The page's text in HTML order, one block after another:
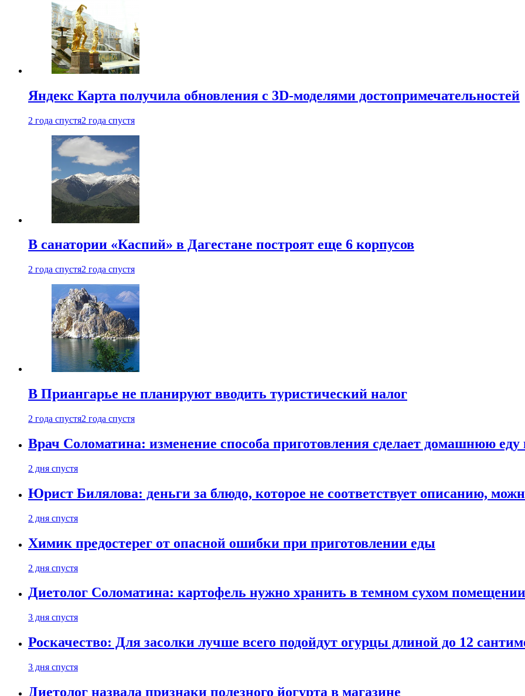
Яндекс Карта получила обновления с 3D-моделями достопримечательностей
2 года спустя2 года спустя
В санатории «Каспий» в Дагестане построят еще 6 корпусов
2 года спустя2 года спустя
В Приангарье не планируют вводить туристический налог
2 года спустя2 года спустя
Врач Соломатина: изменение способа приготовления сделает домашнюю еду
2 дня спустя
Юрист Билялова: деньги за блюдо, которое не соответствует описанию,
2 дня спустя
Химик предостерег от опасной ошибки при приготовлении еды
2 дня спустя
Диетолог Соломатина: картофель нужно хранить в темном сухом помещении
3 дня спустя
Роскачество: Для засолки лучше всего подойдут огурцы длиной до 12
3 дня спустя
Диетолог назвала признаки полезного йогурта в магазине